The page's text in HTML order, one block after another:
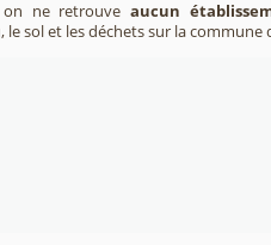
, on ne retrouveaucun
le sol et les déchets sur la commune